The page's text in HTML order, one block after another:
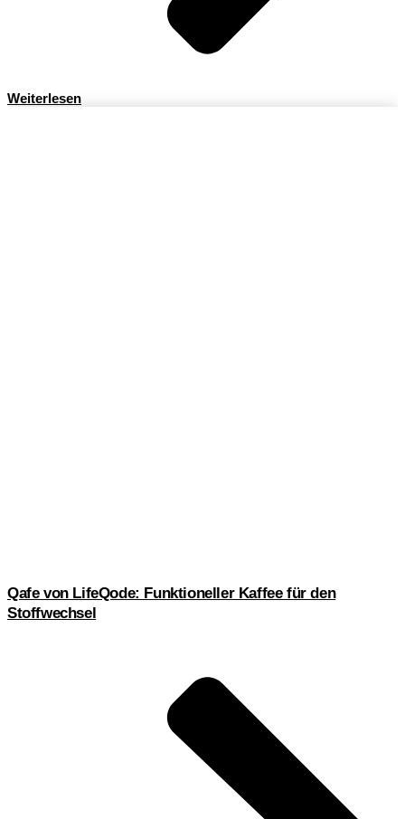
Weiterlesen
Qafe von LifeQode: Funktioneller Kaffee für den
Stoffwechsel